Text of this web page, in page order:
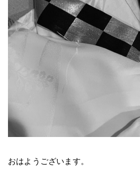
おはようございます。